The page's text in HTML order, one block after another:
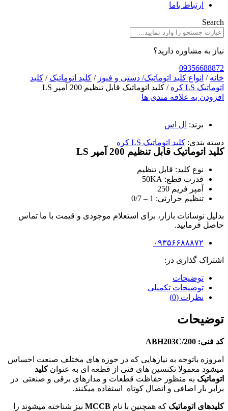
ارتباط باما
Search
نیاز به مشاوره دارید؟
09356688872
خانه / انواع کلید اتوماتیک/ دستی و فیوز / کلید اتوماتیک / کلید
اتوماتیک LS کره
/ کلید اتوماتیک قابل تنظیم 200 آمپر LS
افزودن به علاقه مندی ها
برند: ال اس
دسته بندی: کلید اتوماتیک LS کره
کلید اتوماتیک قابل تنظیم 200 آمپر LS
نوع کلید: قابل تنظیم
قدرت قطع: 50KA
آمپر فریم 250
تنظيم حرارتي: 1 – 0/7
بدلیل نوسانات بازار، برای استعلام موجودی و قیمت با ما تماس
حاصل فرمایید.
۰۹۳۵۶۶۸۸۸۷۲
اشتراک گذاری در:
توضیحات
توضیحات تکمیلی
نظرات (0)
توضیحات
کد فنیABH203C/200 :
امروزه باتوجه به نیازهایی که در حوزه های مختلف صنعت احساس
میشود معمولا تکنسین های فنی از قطعه ای به عنوانکلید
اتوماتیک به منظور حفاظت قطعات و مدارهای برقی و صنعتی در
برابر بار اضافی و اتصال کوتاه استفاده میکنند.
کلیدهای اتوماتیک که همچنین با نام MCCB نیز شناخته میشوند را